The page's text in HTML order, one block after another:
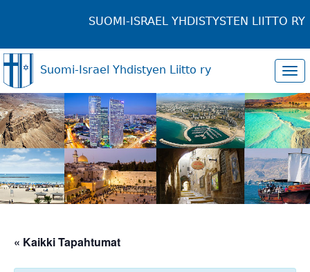
SUOMI-ISRAEL YHDISTYSTEN LIITTO RY
Suomi-Israel Yhdistyen Liitto ry
« Kaikki Tapahtumat